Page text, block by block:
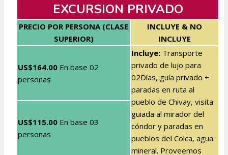
EXCURSION PRIVADO
PRECIO POR PERSONA (CLASE
SUPERIOR)
INCLUYE & NO
INCLUYE
US$164.00 En base 02
personas
Incluye: Transporte
privado de lujo para
02Días, guía privado +
paradas en ruta al
pueblo de Chivay, visita
guiada al mirador del
cóndor y paradas en
pueblos del Colca, agua
mineral. Proveemos
US$115.00 En base 03
personas